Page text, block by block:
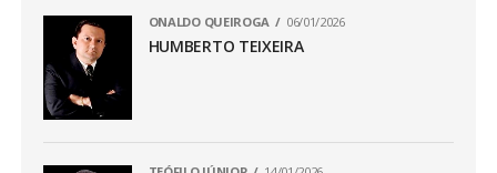
ONALDO QUEIROGA 06/01/2026
HUMBERTO TEIXEIRA